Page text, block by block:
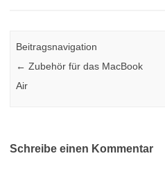
Beitragsnavigation
← Zubehör für das MacBook
Air
Schreibe einen Kommentar